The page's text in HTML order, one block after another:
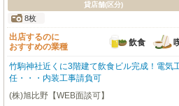
貸店舗(区分)
8枚
出店するのに
おすすめの業種
飲食
竹駒神社近くに3階建て飲食ビル完成！電気
任・・・内装工事請負可
(株)旭比野【WEB面談可】